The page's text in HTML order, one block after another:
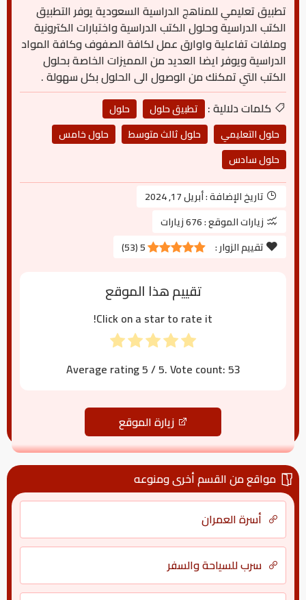
تطبيق تعليمي للمناهج الدراسية السعودية يوفر التطبيق
الكتب الدراسية وحلول الكتب الدراسية واختبارات الكترونية
وملفات تفاعلية واوارق عمل لكافة الصفوف وكافة المواد
الدراسية ويوفر ايضا العديد من المميزات الخاصة بحلول
الكتب التي تمكنك من الوصول الى الحلول بكل سهولة .
كلمات دلالية :
تطبيق حلول
حلول
حلول التعليمي
حلول ثالث متوسط
حلول خامس
حلول سادس
تاريخ الإضافة :أبريل 17, 2024
زيارات الموقع :676 زيارات
تقييم الزوار :
5
(
53
)
تقييم هذا الموقع
Click on a star to rate it!
Average rating5/ 5. Vote count:53
زيارة الموقع
مواقع من القسم أخرى ومنوعه
أسرة العمران
سرب للسياحة والسفر